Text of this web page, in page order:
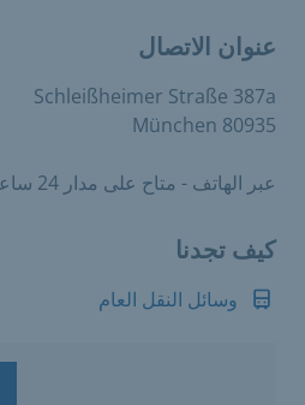
عنوان الاتصال
Schleißheimer Straße 387a
80935 München
عبر الهاتف - متاح على مدار 24 ساعة في اليوم.
كيف تجدنا
وسائل النقل العام